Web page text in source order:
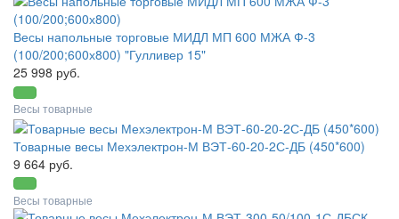
Весы напольные торговые МИДЛ МП 600 МЖА Ф-3
(100/200;600х800) "Гулливер 15"
25 998 руб.
Весы товарные
Товарные весы Мехэлектрон-М ВЭТ-60-20-2С-ДБ (450*600)
9 664 руб.
Весы товарные